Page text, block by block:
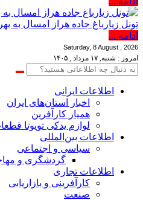
تونل زیارباغ جاده هراز امسال به
ادامه ...
Saturday, 8 August , 2026
امروز : شنبه, ۱۷ مرداد , ۱۴۰۵
اطلاعات‌ ‎ایرانی
اخبار استان‌های ایران
همیار کارآفرین
لوازم یدکی تویوتا
اطلاعات بین‌المللی
سیاسی و اجتماعی
گردشگری و
اطلاعات تجاری
کارآفرینی و بازاریابی
صنعت